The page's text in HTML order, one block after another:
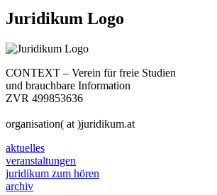
Juridikum Logo
CONTEXT – Verein für freie Studien
und brauchbare Information
ZVR 499853636
organisation( at )juridikum.at
aktuelles
veranstaltungen
juridikum zum hören
archiv